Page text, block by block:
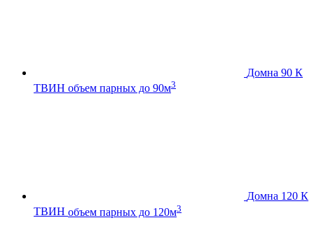
Домна 90 К
ТВИН объем парных до 90м3
Домна 120 К
ТВИН объем парных до 120м3